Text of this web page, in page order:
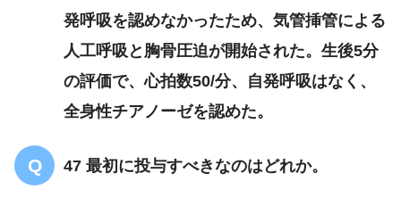
発呼吸を認めなかったため、気管挿管による
人工呼吸と胸骨圧迫が開始された。生後5分
の評価で、心拍数50/分、自発呼吸はなく、
全身性チアノーゼを認めた。
47 最初に投与すべきなのはどれか。